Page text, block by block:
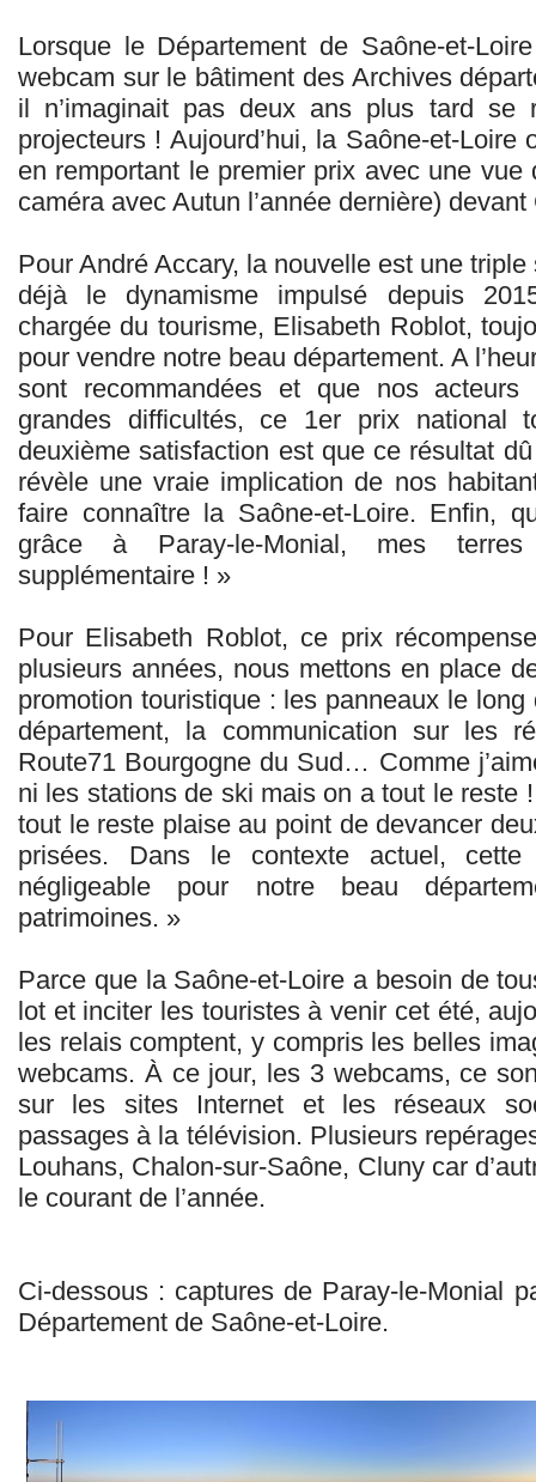
Lorsque le Département de Saône-et-
webcam sur le bâtiment des Archives
il n’imaginait pas deux ans plus tard se
projecteurs ! Aujourd’hui, la Saône-et-
en remportant le premier prix avec une vue
caméra avec Autun l’année dernière)
Pour André Accary, la nouvelle est une
déjà le dynamisme impulsé depuis
chargée du tourisme, Elisabeth Roblot,
pour vendre notre beau département. A
sont recommandées et que nos acteurs
grandes difficultés, ce 1er prix national
deuxième satisfaction est que ce résultat
révèle une vraie implication de nos
faire connaître la Saône-et-Loire. Enfin,
grâce à Paray-le-Monial, mes
supplémentaire ! »
Pour Elisabeth Roblot, ce prix
plusieurs années, nous mettons en place
promotion touristique : les panneaux le
département, la communication sur les
Route71 Bourgogne du Sud… Comme
ni les stations de ski mais on a tout le reste
tout le reste plaise au point de devancer
prisées. Dans le contexte actuel,
négligeable pour notre beau
patrimoines. »
Parce que la Saône-et-Loire a besoin de
lot et inciter les touristes à venir cet été,
les relais comptent, y compris les belles
webcams. À ce jour, les 3 webcams, ce
sur les sites Internet et les réseaux
passages à la télévision. Plusieurs
Louhans, Chalon-sur-Saône, Cluny car
le courant de l’année.
Ci-dessous : captures de Paray-le-Monial
Département de Saône-et-Loire.